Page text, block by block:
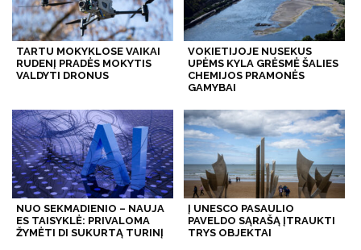
TARTU MOKYKLOSE VAIKAI
RUDENĮ PRADĖS MOKYTIS
VALDYTI DRONUS
VOKIETIJOJE NUSEKUS
UPĖMS KYLA GRĖSMĖ ŠALIES
CHEMIJOS PRAMONĖS
GAMYBAI
NUO SEKMADIENIO – NAUJA
ES TAISYKLĖ: PRIVALOMA
ŽYMĖTI DI SUKURTĄ TURINĮ
Į UNESCO PASAULIO
PAVELDO SĄRAŠĄ ĮTRAUKTI
TRYS OBJEKTAI